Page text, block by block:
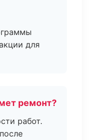
для
ремонт?
работ.